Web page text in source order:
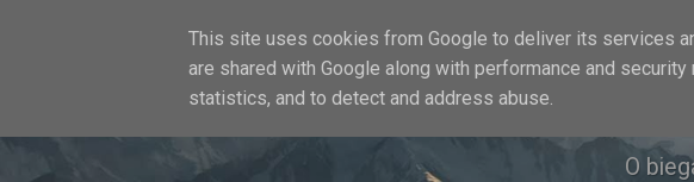
O
This site uses cookies from Google to deliver its services
are shared with Google along with performance and
statistics, and to detect and address abuse.